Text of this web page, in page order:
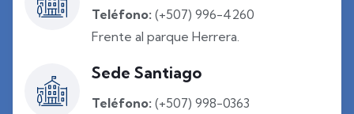
Teléfono: (+507) 996-4260
Frente al parque Herrera.
Sede Santiago
Teléfono: (+507) 998-0363